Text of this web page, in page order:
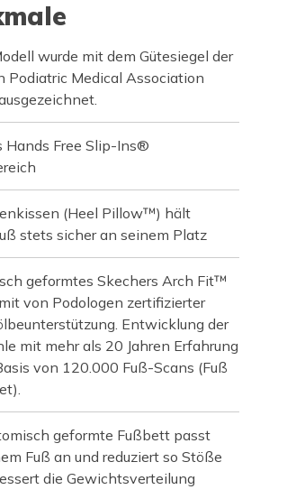
wurde mit dem Gütesiegel der
Podiatric Medical Association
Hands Free Slip-Ins®
(Heel Pillow™) hält
stets sicher an seinem Platz
geformtes Skechers Arch Fit™
von Podologen zertifizierter
Entwicklung der
mit mehr als 20 Jahren Erfahrung
von 120.000 Fuß-Scans (Fuß
geformte Fußbett passt
Fuß an und reduziert so Stöße
die Gewichtsverteilung